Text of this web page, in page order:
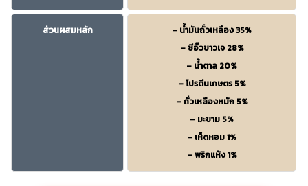
ส่วนผสมหลัก
– น้ำมันถั่วเหลือง 35%
– ซีอิ๊วขาวเจ 28%
– น้ำตาล 20%
– โปรตีนเกษตร 5%
– ถั่วเหลืองหมัก 5%
– มะขาม 5%
– เห็ดหอม 1%
– พริกแห้ง 1%